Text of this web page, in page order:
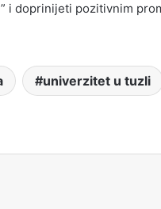
i doprinijeti pozitivnim
univerzitet u tuzli